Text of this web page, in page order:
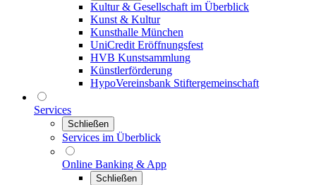
Kultur & Gesellschaft im Überblick
Kunst & Kultur
Kunsthalle München
UniCredit Eröffnungsfest
HVB Kunstsammlung
Künstlerförderung
HypoVereinsbank Stiftergemeinschaft
Services
Schließen
Services im Überblick
Online Banking & App
Schließen